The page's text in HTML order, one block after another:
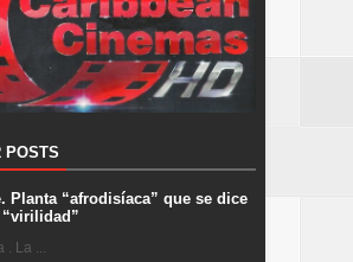
POSTS
Planta “afrodisíaca” que se dice
“virilidad”
. La ...